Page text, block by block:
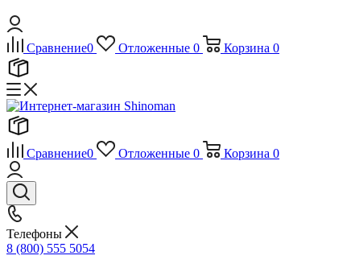
Сравнение0 Отложенные 0 Корзина 0
Сравнение0 Отложенные 0 Корзина 0
Телефоны
8 (800) 555 5054